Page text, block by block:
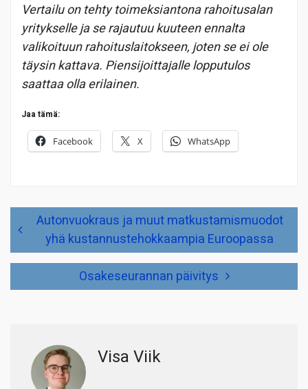
Vertailu on tehty toimeksiantona rahoitusalan
yritykselle ja se rajautuu kuuteen ennalta
valikoituun rahoituslaitokseen, joten se ei ole
täysin kattava. Piensijoittajalle lopputulos
saattaa olla erilainen.
Jaa tämä:
Facebook X WhatsApp
Artikkelien
selausAutonvuokraus ja muut matkustamismuodot
yhä kustannustehokkaampia Euroopassa
Osakeseurannan päivitys
Visa Viik